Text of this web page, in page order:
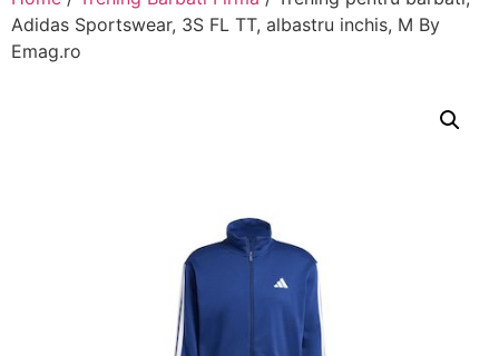
Adidas Sportswear, 3S FL TT, albastru inchis, M By
Emag.ro